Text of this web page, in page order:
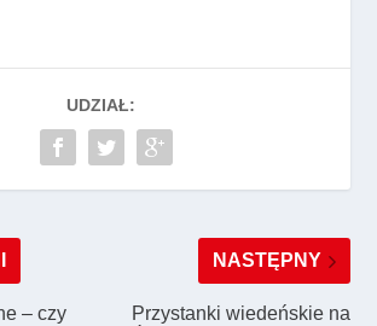
UDZIAŁ:
– czy
NASTĘPNY
Przystanki wiedeńskie na